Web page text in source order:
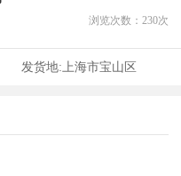
浏览次数： 230次
发货地: 上海市宝山区